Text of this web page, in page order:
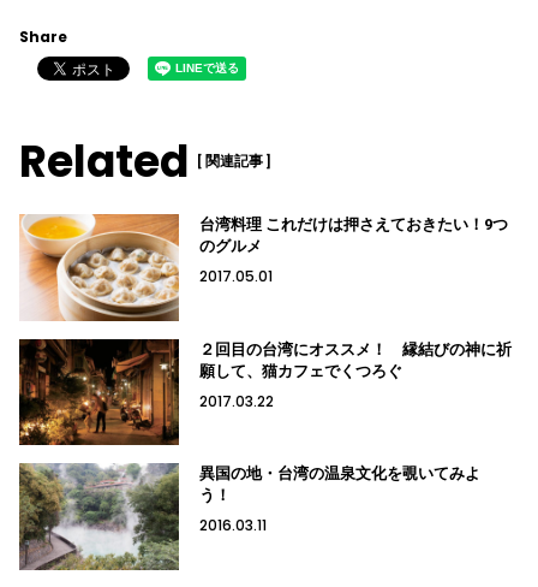
Share
Related [ 関連記事 ]
台湾料理 これだけは押さえておきたい！9つ
のグルメ
2017.05.01
２回目の台湾にオススメ！ 縁結びの神に祈
願して、猫カフェでくつろぐ
2017.03.22
異国の地・台湾の温泉文化を覗いてみよ
う！
2016.03.11